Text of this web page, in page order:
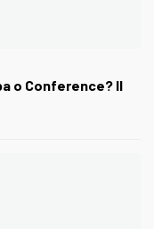
o Conference? Il